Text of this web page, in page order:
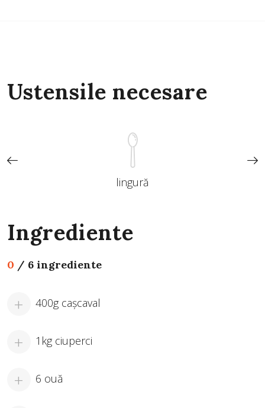
Ustensile necesare
lingură
Ingrediente
0 / 6 ingrediente
400g caşcaval
1kg ciuperci
6 ouă